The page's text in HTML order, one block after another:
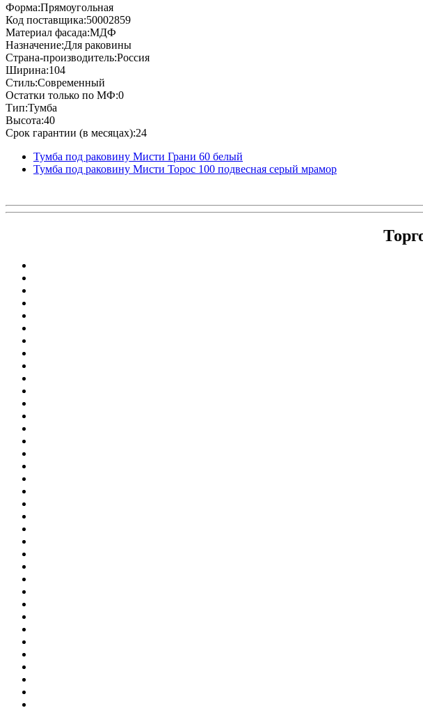
Форма:Прямоугольная
Код поставщика:50002859
Материал фасада:МДФ
Назначение:Для раковины
Страна-производитель:Россия
Ширина:104
Стиль:Современный
Остатки только по МФ:0
Тип:Тумба
Высота:40
Срок гарантии (в месяцах):24
Тумба под раковину Мисти Грани 60 белый
Тумба под раковину Мисти Торос 100 подвесная серый мрамор